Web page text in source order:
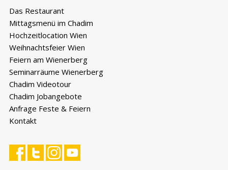
Das Restaurant
Mittagsmenü im Chadim
Hochzeitlocation Wien
Weihnachtsfeier Wien
Feiern am Wienerberg
Seminarräume Wienerberg
Chadim Videotour
Chadim Jobangebote
Anfrage Feste & Feiern
Kontakt
SEMINAR ANFRAGEN
Formular für Seminare und Meetings öffnen.
TELEFONTERMIN VEREINBAREN
PERSÖNLICHER TERMIN